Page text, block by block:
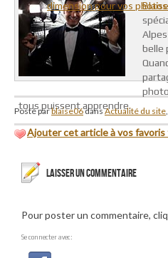
dimension pour vos photos
belle
tous puissent apprendre.
Posté parblaise06dansActualité du site
Ajouter cet article à vos
LAISSER UN COMMENTAIRE
Pour poster un commentaire,
Se connecter avec: